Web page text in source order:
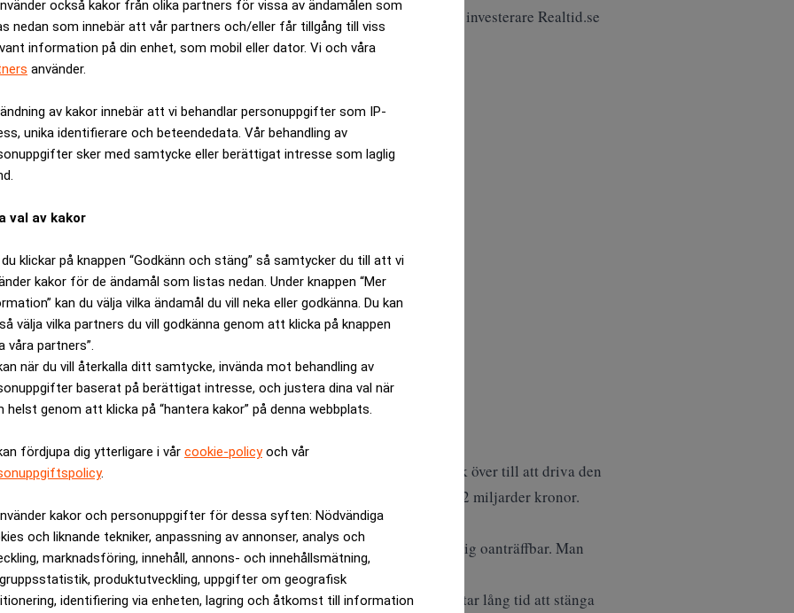
också kakor från olika partners för vissa av ändamålen som
nedan som innebär att vår partners och/eller får tillgång till viss
information på din enhet, som mobil eller dator. Vi och våra
använder.
av kakor innebär att vi behandlar personuppgifter som IP-
unika identifierare och beteendedata. Vår behandling av
sker med samtycke eller berättigat intresse som laglig
val av kakor
klickar på knappen “Godkänn och stäng” så samtycker du till att vi
kakor för de ändamål som listas nedan. Under knappen “Mer
kan du välja vilka ändamål du vill neka eller godkänna. Du kan
välja vilka partners du vill godkänna genom att klicka på knappen
våra partners”.
när du vill återkalla ditt samtycke, invända mot behandling av
baserat på berättigat intresse, och justera dina val när
helst genom att klicka på “hantera kakor” på denna webbplats.
fördjupa dig ytterligare i vår cookie-policyoch vår
.
kakor och personuppgifter för dessa syften: Nödvändiga
och liknande tekniker, anpassning av annonser, analys och
marknadsföring, innehåll, annons- och innehållsmätning,
produktutveckling, uppgifter om geografisk
identifiering via enheten, lagring och åtkomst till information
återbetalningsplan som han hittills följt, i alla fall i förhållande till de investerare Realtid.se
ANNONS
on market conditions)
karriär på Goldman Sachs, Lehman Brothers och Carnegie innan han gick över till att driva den
med bas i New York. I fonden har han förvaltat sammanlagt 1.2 miljarder kronor.
satsat.
och upplevde att Jon Jonsson i princip gått under jorden och gjort sig oanträffbar. Man
är besvikna och upprörda över performance det här året och över att det tar lång tid att stänga